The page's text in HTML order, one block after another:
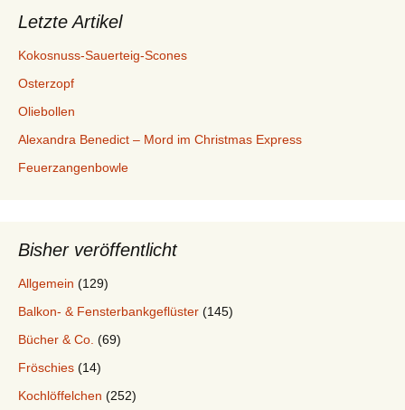
Letzte Artikel
Kokosnuss-Sauerteig-Scones
Osterzopf
Oliebollen
Alexandra Benedict – Mord im Christmas Express
Feuerzangenbowle
Bisher veröffentlicht
Allgemein (129)
Balkon- & Fensterbankgeflüster (145)
Bücher & Co. (69)
Fröschies (14)
Kochlöffelchen (252)